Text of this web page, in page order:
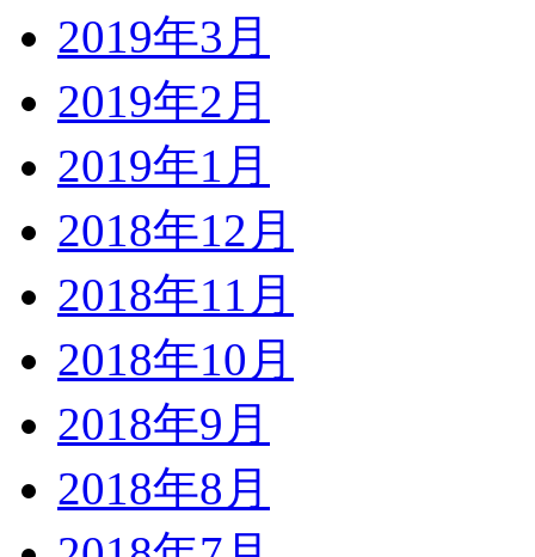
2019年3月
2019年2月
2019年1月
2018年12月
2018年11月
2018年10月
2018年9月
2018年8月